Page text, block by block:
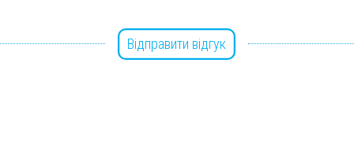
Відправити відгук